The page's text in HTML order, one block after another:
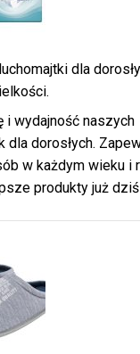
dla
i wydajność naszych
dla dorosłych.
w każdym wieku i
produkty już